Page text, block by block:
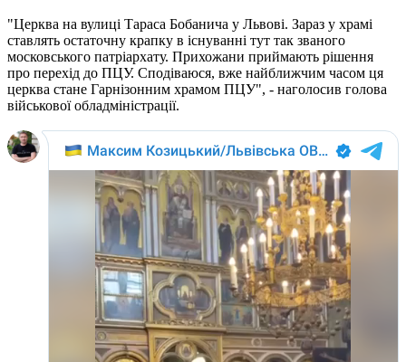
"Церква на вулиці Тараса Бобанича у Львові. Зараз у храмі
ставлять остаточну крапку в існуванні тут так званого
московського патріархату. Прихожани приймають рішення
про перехід до ПЦУ. Сподіваюся, вже найближчим часом ця
церква стане Гарнізонним храмом ПЦУ", - наголосив голова
військової обладміністрації.